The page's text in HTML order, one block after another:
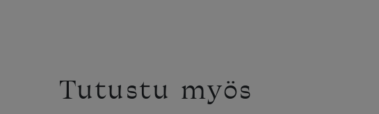
Tutustu myös